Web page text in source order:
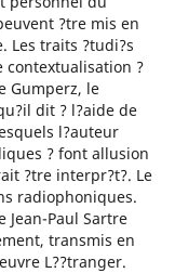
?tre mis en
Les traits ?tudi?s
contextualisation ?
Gumperz, le
dit ? l?aide de
l?auteur
? font allusion
?tre interpr?t?. Le
radiophoniques.
Jean-Paul Sartre
transmis en
L??tranger.